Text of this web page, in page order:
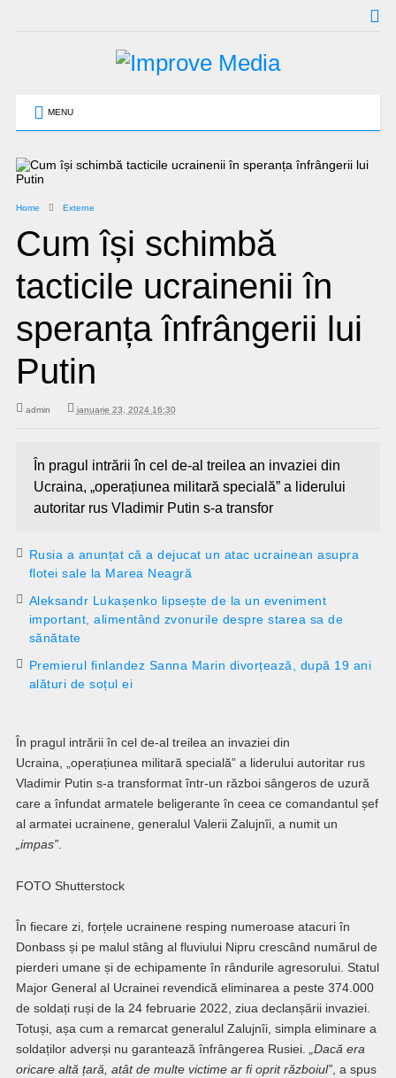
MENU
Home Externe
Cum își schimbă
tacticile ucrainenii în
speranța înfrângerii lui
Putin
admin ianuarie 23, 2024 16:30
În pragul intrării în cel de-al treilea an invaziei din
Ucraina, „operațiunea militară specială” a liderului
autoritar rus Vladimir Putin s-a transfor
Rusia a anunțat că a dejucat un atac ucrainean asupra
flotei sale la Marea Neagră
Aleksandr Lukașenko lipsește de la un eveniment
important, alimentând zvonurile despre starea sa de
sănătate
Premierul finlandez Sanna Marin divorțează, după 19 ani
alături de soțul ei
În pragul intrării în cel de-al treilea an invaziei din
Ucraina, „operațiunea militară specială” a liderului autoritar rus
Vladimir Putin s-a transformat într-un război sângeros de uzură
care a înfundat armatele beligerante în ceea ce comandantul șef
al armatei ucrainene, generalul Valerii Zalujnîi, a numit un
„impas”.
FOTO Shutterstock
În fiecare zi, forțele ucrainene resping numeroase atacuri în
Donbass și pe malul stâng al fluviului Nipru crescând numărul de
pierderi umane și de echipamente în rândurile agresorului. Statul
Major General al Ucrainei revendică eliminarea a peste 374.000
de soldați ruși de la 24 februarie 2022, ziua declanșării invaziei.
Totuși, așa cum a remarcat generalul Zalujnîi, simpla eliminare a
soldaților adverși nu garantează înfrângerea Rusiei. „Dacă era
oricare altă țară, atât de multe victime ar fi oprit războiul”, a spus